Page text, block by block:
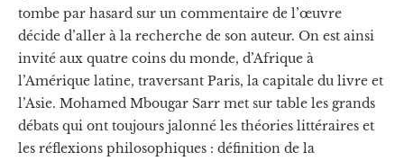
tombe par hasard sur un commentaire de l’œuvre
décide d’aller à la recherche de son auteur. On est ainsi
invité aux quatre coins du monde, d’Afrique à
l’Amérique latine, traversant Paris, la capitale du livre et
l’Asie. Mohamed Mbougar Sarr met sur table les grands
débats qui ont toujours jalonné les théories littéraires et
les réflexions philosophiques : définition de la